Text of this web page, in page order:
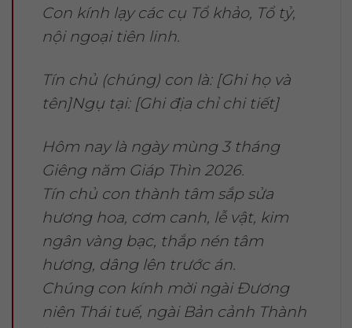
Con kính lạy các cụ Tổ khảo, Tổ tỷ,
nội ngoại tiên linh.
Tín chủ (chúng) con là: [Ghi họ và
tên]Ngụ tại: [Ghi địa chỉ chi tiết]
Hôm nay là ngày mùng 3 tháng
Giêng năm Giáp Thìn 2026.
Tín chủ con thành tâm sắp sửa
hương hoa, cơm canh, lễ vật, kim
ngân vàng bạc, thắp nén tâm
hương, dâng lên trước án.
Chúng con kính mời ngài Đương
niên Thái tuế, ngài Bản cảnh Thành